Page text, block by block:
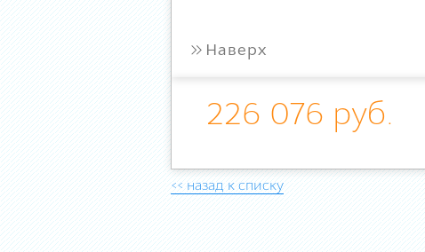
» Наверх
226 076 руб.
<< назад к списку